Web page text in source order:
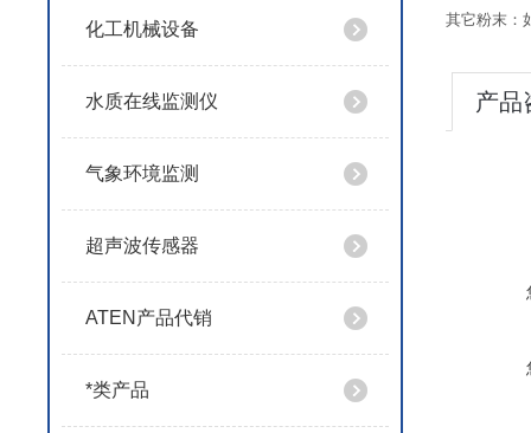
化工机械设备
水质在线监测仪
气象环境监测
超声波传感器
ATEN产品代销
*类产品
其它粉末：
产品